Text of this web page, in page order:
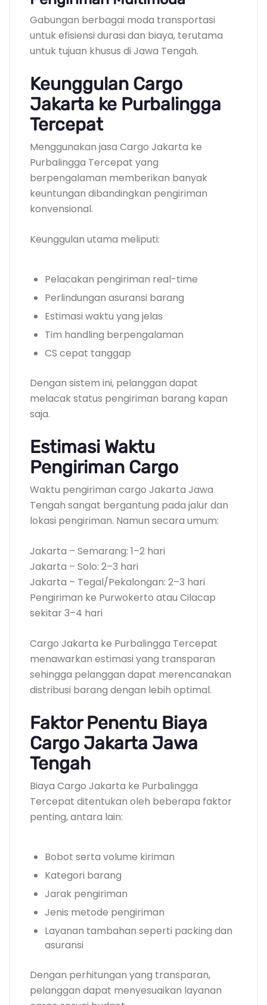
Gabungan berbagai moda transportasi
untuk efisiensi durasi dan biaya, terutama
untuk tujuan khusus di Jawa Tengah.
Keunggulan Cargo
Jakarta ke Purbalingga
Tercepat
Menggunakan jasa Cargo Jakarta ke
Purbalingga Tercepat yang
berpengalaman memberikan banyak
keuntungan dibandingkan pengiriman
konvensional.
Keunggulan utama meliputi:
Pelacakan pengiriman real-time
Perlindungan asuransi barang
Estimasi waktu yang jelas
Tim handling berpengalaman
CS cepat tanggap
Dengan sistem ini, pelanggan dapat
melacak status pengiriman barang kapan
saja.
Estimasi Waktu
Pengiriman Cargo
Waktu pengiriman cargo Jakarta Jawa
Tengah sangat bergantung pada jalur dan
lokasi pengiriman. Namun secara umum:
Jakarta – Semarang: 1–2 hari
Jakarta – Solo: 2–3 hari
Jakarta – Tegal/Pekalongan: 2–3 hari
Pengiriman ke Purwokerto atau Cilacap
sekitar 3–4 hari
Cargo Jakarta ke Purbalingga Tercepat
menawarkan estimasi yang transparan
sehingga pelanggan dapat merencanakan
distribusi barang dengan lebih optimal.
Faktor Penentu Biaya
Cargo Jakarta Jawa
Tengah
Biaya Cargo Jakarta ke Purbalingga
Tercepat ditentukan oleh beberapa faktor
penting, antara lain:
Bobot serta volume kiriman
Kategori barang
Jarak pengiriman
Jenis metode pengiriman
Layanan tambahan seperti packing dan
asuransi
Dengan perhitungan yang transparan,
pelanggan dapat menyesuaikan layanan